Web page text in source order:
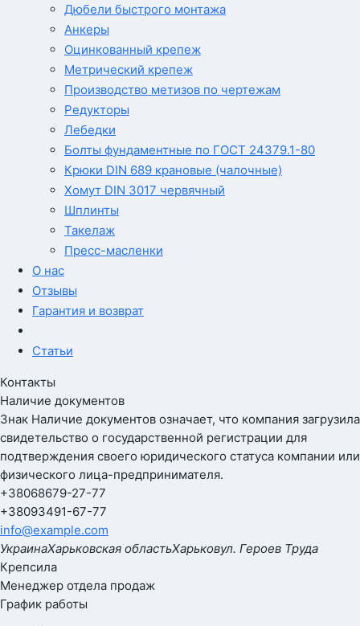
Дюбели быстрого монтажа
Анкеры
Оцинкованный крепеж
Метрический крепеж
Производство метизов по чертежам
Редукторы
Лебедки
Болты фундаментные по ГОСТ 24379.1-80
Крюки DIN 689 крановые (чалочные)
Хомут DIN 3017 червячный
Шплинты
Такелаж
Пресс-масленки
О нас
Отзывы
Гарантия и возврат
Статьи
Контакты
Наличие документов
Знак Наличие документов означает, что компания загрузила
свидетельство о государственной регистрации для
подтверждения своего юридического статуса компании или
физического лица-предпринимателя.
+38068679-27-77
+38093491-67-77
info@example.com
УкраинаХарьковская областьХарьковул. Героев Труда
Крепсила
Менеджер отдела продаж
График работы